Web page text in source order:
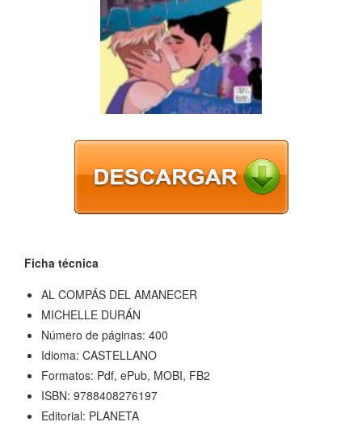
Ficha técnica
AL COMPÁS DEL AMANECER
MICHELLE DURÁN
Número de páginas: 400
Idioma: CASTELLANO
Formatos: Pdf, ePub, MOBI, FB2
ISBN: 9788408276197
Editorial: PLANETA